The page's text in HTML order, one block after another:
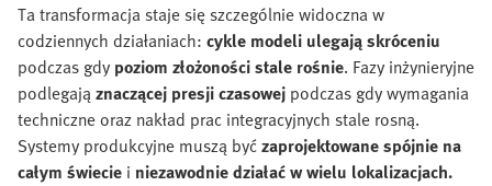
Ta transformacja staje się szczególnie widoczna w
codziennych działaniach: cykle modeli ulegają skróceniu
podczas gdy poziom złożoności stale rośnie. Fazy inżynieryjne
podlegają znaczącej presji czasowej podczas gdy wymagania
techniczne oraz nakład prac integracyjnych stale rosną.
Systemy produkcyjne muszą byćzaprojektowane spójnie na
całym świecie i niezawodnie działać w wielu lokalizacjach.